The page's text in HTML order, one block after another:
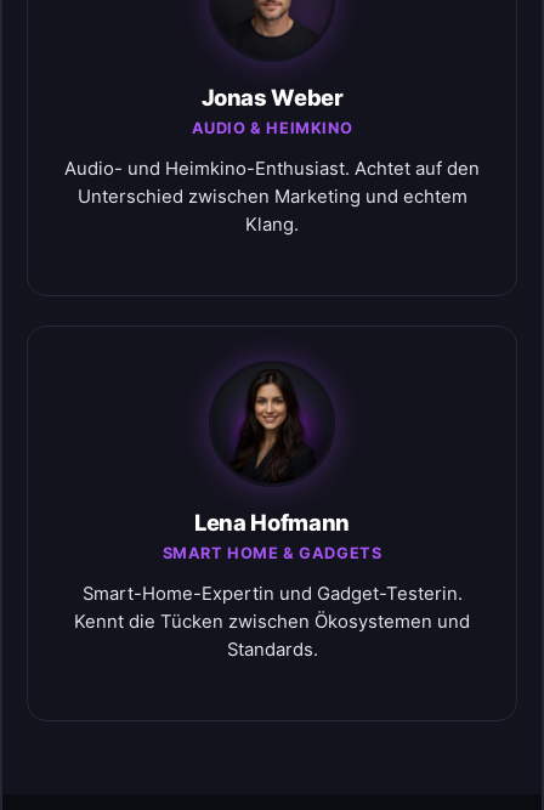
Jonas Weber
AUDIO & HEIMKINO
Audio- und Heimkino-Enthusiast. Achtet auf den
Unterschied zwischen Marketing und echtem
Klang.
Lena Hofmann
SMART HOME & GADGETS
Smart-Home-Expertin und Gadget-Testerin.
Kennt die Tücken zwischen Ökosystemen und
Standards.